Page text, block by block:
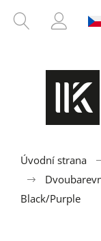
HLEDAT
Úvodní strana
Black/Purple
ZPĚT
ZPĚT
b